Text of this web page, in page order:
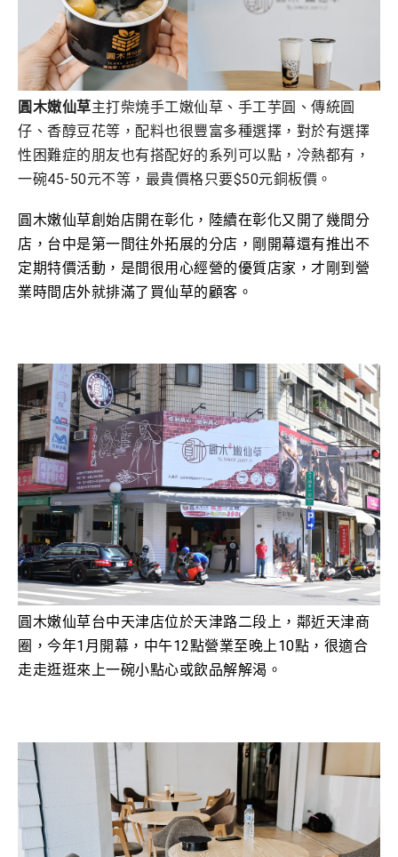
圓木嫩仙草主打柴燒手工嫩仙草、手工芋圓、傳統圓
仔、香醇豆花等，配料也很豐富多種選擇，對於有選擇
性困難症的朋友也有搭配好的系列可以點 ，冷熱都有，
一碗45-50元不等，最貴價格只要$50元銅板價。
圓木嫩仙草創始店開在彰化， 陸續在彰化又開了幾間分
店，台中是第一間往外拓展的分店， 剛開幕還有推出不
定期特價活動，是間很用心經營的優質店家，才剛到營
業時間店外就排滿了買仙草的顧客。
圓木嫩仙草台中天津店位於天津路二段上 ， 鄰近天津商
圈， 今年1月開幕 ，中午12點營業至晚上10點 ，很適合
走走逛逛來上一碗小點心或飲品解解渴。